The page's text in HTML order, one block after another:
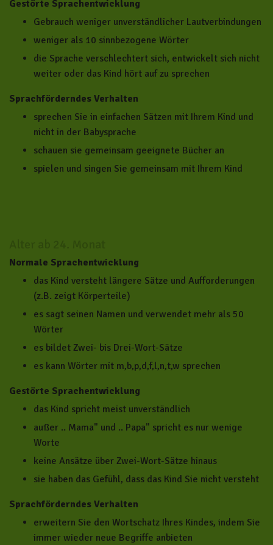
Gestörte Sprachentwicklung
Gebrauch weniger unverständlicher Lautverbindungen
weniger als 10 sinnbezogene Wörter
die Sprache verschlechtert sich, entwickelt sich nicht
weiter oder das Kind hört auf zu sprechen
Sprachförderndes Verhalten
sprechen Sie in einfachen Sätzen mit Ihrem Kind und
nicht in der Babysprache
schauen sie gemeinsam geeignete Bücher an
spielen und singen Sie gemeinsam mit Ihrem Kind
Normale Sprachentwicklung
das Kind versteht längere Sätze und Aufforderungen
(z.B. zeigt Körperteile)
es sagt seinen Namen und verwendet mehr als 50
Wörter
es bildet Zwei- bis Drei-Wort-Sätze
es kann Wörter mit m,b,p,d,f,l,n,t,w sprechen
Gestörte Sprachentwicklung
das Kind spricht meist unverständlich
außer .. Mama" und .. Papa" spricht es nur wenige
Worte
keine Ansätze über Zwei-Wort-Sätze hinaus
sie haben das Gefühl, dass das Kind Sie nicht versteht
Sprachförderndes Verhalten
erweitern Sie den Wortschatz Ihres Kindes, indem Sie
immer wieder neue Begriffe anbieten